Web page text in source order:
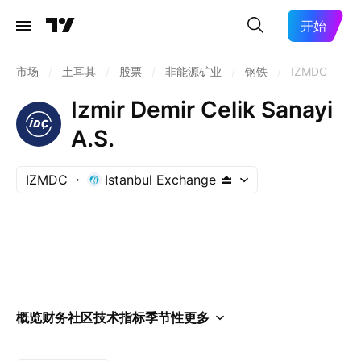
开始
市场 土耳其 股票 非能源矿业 钢铁 IZMDC
Izmir Demir Celik Sanayi
A.S.
IZMDC Istanbul Exchange
概览财务社区技术指标季节性更多